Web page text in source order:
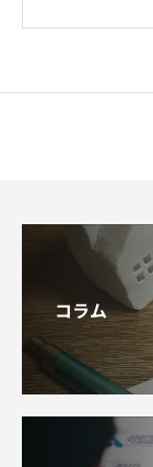
コラム